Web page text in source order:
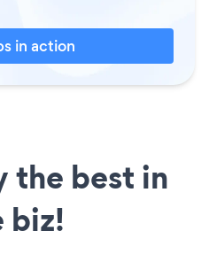
in action
the best in
biz!